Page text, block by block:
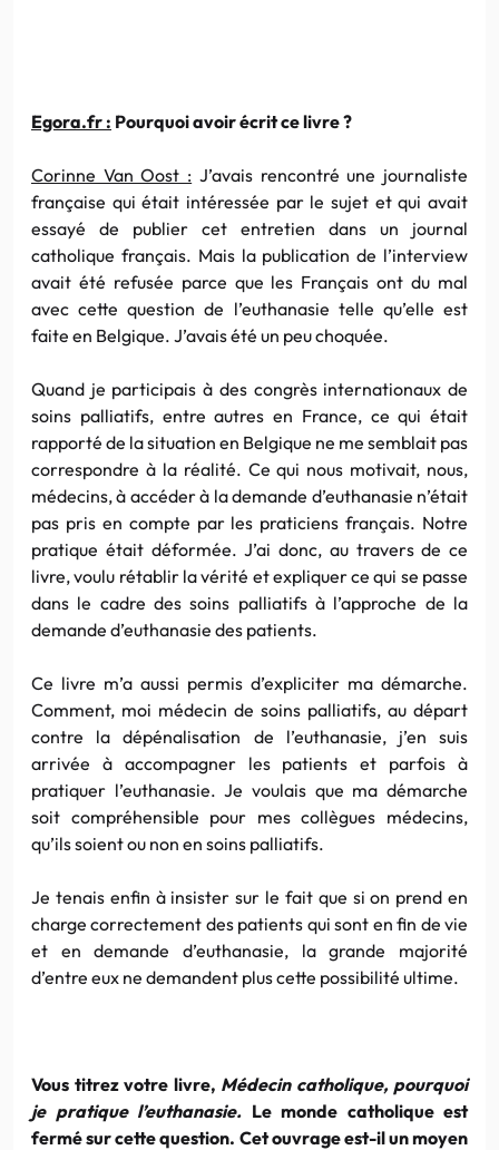
Egora.fr : Pourquoi avoir écrit ce livre ?
Corinne Van Oost : J’avais rencontré une journaliste
française qui était intéressée par le sujet et qui avait
essayé de publier cet entretien dans un journal
catholique français. Mais la publication de l’interview
avait été refusée parce que les Français ont du mal
avec cette question de l’euthanasie telle qu’elle est
faite en Belgique. J’avais été un peu choquée.
Quand je participais à des congrès internationaux de
soins palliatifs, entre autres en France, ce qui était
rapporté de la situation en Belgique ne me semblait pas
correspondre à la réalité. Ce qui nous motivait, nous,
médecins, à accéder à la demande d’euthanasie n’était
pas pris en compte par les praticiens français. Notre
pratique était déformée. J’ai donc, au travers de ce
livre, voulu rétablir la vérité et expliquer ce qui se passe
dans le cadre des soins palliatifs à l’approche de la
demande d’euthanasie des patients.
Ce livre m’a aussi permis d’expliciter ma démarche.
Comment, moi médecin de soins palliatifs, au départ
contre la dépénalisation de l’euthanasie, j’en suis
arrivée à accompagner les patients et parfois à
pratiquer l’euthanasie. Je voulais que ma démarche
soit compréhensible pour mes collègues médecins,
qu’ils soient ou non en soins palliatifs.
Je tenais enfin à insister sur le fait que si on prend en
charge correctement des patients qui sont en fin de vie
et en demande d’euthanasie, la grande majorité
d’entre eux ne demandent plus cette possibilité ultime.
Vous titrez votre livre, Médecin catholique, pourquoi
je pratique l’euthanasie. Le monde catholique est
fermé sur cette question. Cet ouvrage est-il un moyen